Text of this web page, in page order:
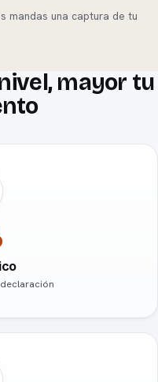
mandas una captura de tu
mayor tu